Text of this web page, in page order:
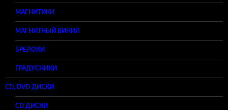
МАГНИТИКИ
МАГНИТНЫЙ ВИНИЛ
БРЕЛОКИ
ГРАДУСНИКИ
CD, DVD ДИСКИ
CD ДИСКИ